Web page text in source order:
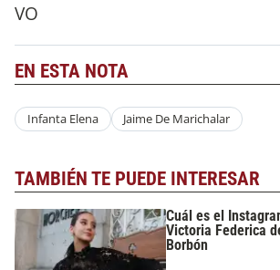
VO
EN ESTA NOTA
Infanta Elena Jaime De Marichalar
TAMBIÉN TE PUEDE INTERESAR
Cuál es el
Victoria Federica
Borbón